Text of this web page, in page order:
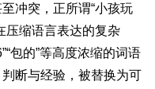
冲突，正所谓“小孩玩
压缩语言表达的复杂
包的”等高度浓缩的词语
断与经验，被替换为可